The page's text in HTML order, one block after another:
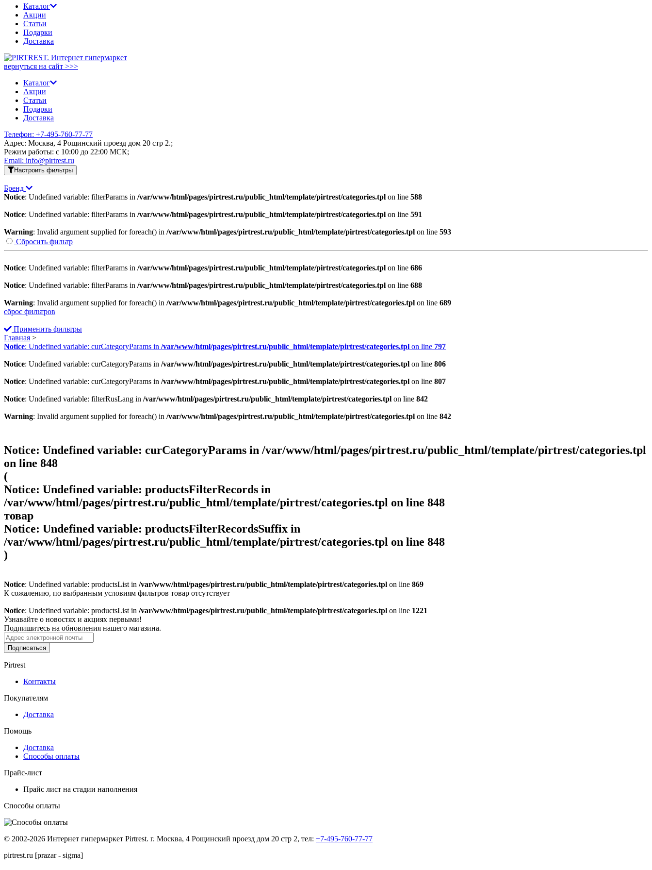
Каталог
Акции
Статьи
Подарки
Доставка
вернуться на сайт >>>
Каталог
Акции
Статьи
Подарки
Доставка
Телефон: +7-495-760-77-77
Адрес: Москва, 4 Рощинский проезд дом 20 стр 2.;
Режим работы: c 10:00 до 22:00 МСК;
Email: info@pirtrest.ru
Настроить фильтры
Бренд
Notice: Undefined variable: filterParams in /var/www/html/pages/pirtrest.ru/public_html/template/pirtrest/categories.tpl on line 588
Notice: Undefined variable: filterParams in /var/www/html/pages/pirtrest.ru/public_html/template/pirtrest/categories.tpl on line 591
Warning: Invalid argument supplied for foreach() in /var/www/html/pages/pirtrest.ru/public_html/template/pirtrest/categories.tpl on line 593
Сбросить фильтр
Notice: Undefined variable: filterParams in /var/www/html/pages/pirtrest.ru/public_html/template/pirtrest/categories.tpl on line 686
Notice: Undefined variable: filterParams in /var/www/html/pages/pirtrest.ru/public_html/template/pirtrest/categories.tpl on line 688
Warning: Invalid argument supplied for foreach() in /var/www/html/pages/pirtrest.ru/public_html/template/pirtrest/categories.tpl on line 689
сброс фильтров
Применить фильтры
Главная >
Notice: Undefined variable: curCategoryParams in /var/www/html/pages/pirtrest.ru/public_html/template/pirtrest/categories.tpl on line 797
Notice: Undefined variable: curCategoryParams in /var/www/html/pages/pirtrest.ru/public_html/template/pirtrest/categories.tpl on line 806
Notice: Undefined variable: curCategoryParams in /var/www/html/pages/pirtrest.ru/public_html/template/pirtrest/categories.tpl on line 807
Notice: Undefined variable: filterRusLang in /var/www/html/pages/pirtrest.ru/public_html/template/pirtrest/categories.tpl on line 842
Warning: Invalid argument supplied for foreach() in /var/www/html/pages/pirtrest.ru/public_html/template/pirtrest/categories.tpl on line 842
Notice: Undefined variable: curCategoryParams in /var/www/html/pages/pirtrest.ru/public_html/template/pirtrest/categories.tpl
on line 848
(
Notice: Undefined variable: productsFilterRecords in
/var/www/html/pages/pirtrest.ru/public_html/template/pirtrest/categories.tpl on line 848
товар
Notice: Undefined variable: productsFilterRecordsSuffix in
/var/www/html/pages/pirtrest.ru/public_html/template/pirtrest/categories.tpl on line 848
)
Notice: Undefined variable: productsList in /var/www/html/pages/pirtrest.ru/public_html/template/pirtrest/categories.tpl on line 869
К сожалению, по выбранным условиям фильтров товар отсутствует
Notice: Undefined variable: productsList in /var/www/html/pages/pirtrest.ru/public_html/template/pirtrest/categories.tpl on line 1221
Узнавайте о новостях и акциях первыми!
Подпишитесь на обновления нашего магазина.
Подписаться
Pirtrest
Контакты
Покупателям
Доставка
Помощь
Доставка
Способы оплаты
Прайс-лист
Прайс лист на стадии наполнения
Способы оплаты
© 2002-2026 Интернет гипермаркет Pirtrest. г. Москва, 4 Рощинский проезд дом 20 стр 2, тел: +7-495-760-77-77
pirtrest.ru [prazar - sigma]